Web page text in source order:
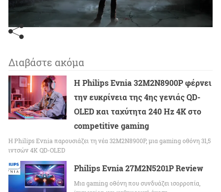
Διαβάστε ακόμα
Η Philips Evnia 32M2N8900P φέρνει
την ευκρίνεια της 4ης γενιάς QD-
OLED και ταχύτητα 240 Hz 4K στο
competitive gaming
Η Philips Evnia παρουσιάζει τη νέα 32M2N8900P, μια gaming οθόνη 31,5
ιντσών 4K QD-OLED
Philips Evnia 27M2N5201P Review
Μια gaming οθόνη που συνδυάζει ισορροπία,